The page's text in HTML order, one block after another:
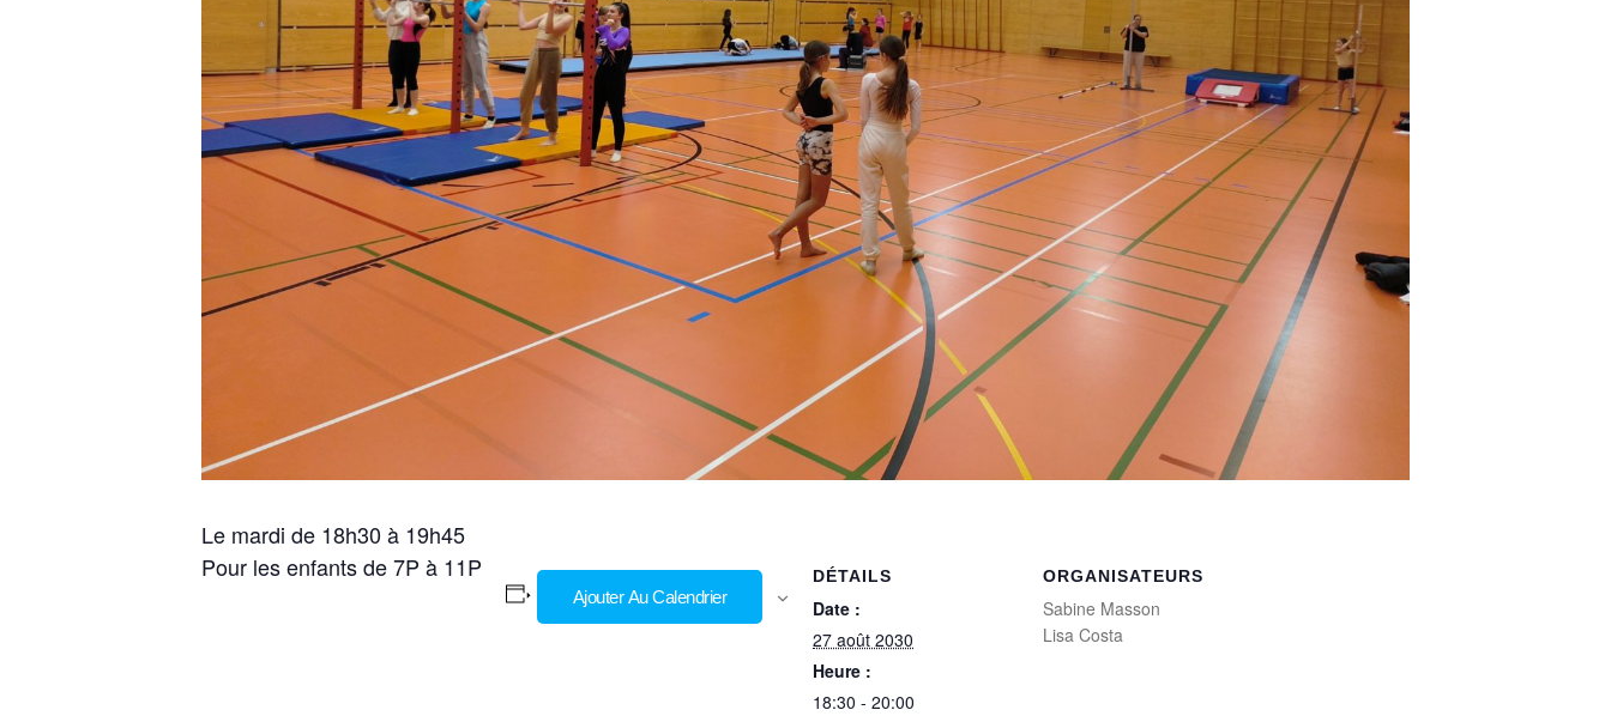
Le mardi de 18h30 à 19h45
Pour les enfants de 7P à 11P
Ajouter Au Calendrier
DÉTAILS
Date :
27 août 2030
Heure :
18:30 - 20:00
ORGANISATEURS
Sabine Masson
Lisa Costa